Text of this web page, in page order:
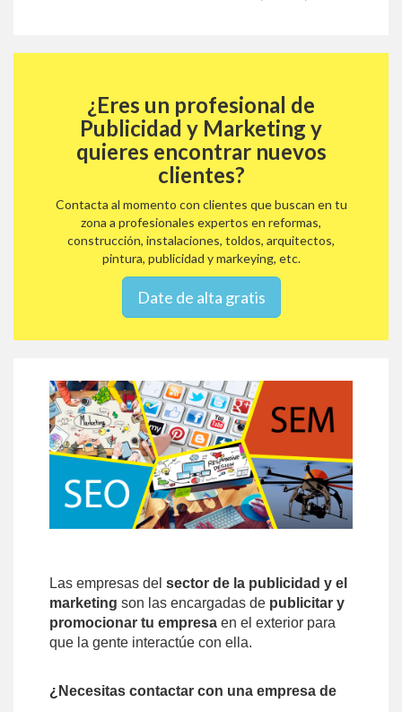
¿Eres un profesional de
Publicidad y Marketing y
quieres encontrar nuevos
clientes?
Contacta al momento con clientes que buscan en tu
zona a profesionales expertos en reformas,
construcción, instalaciones, toldos, arquitectos,
pintura, publicidad y markeying, etc.
Date de alta gratis
Las empresas del sector de la publicidad y el
marketing son las encargadas de publicitar y
promocionar tu empresa en el exterior para
que la gente interactúe con ella.
¿Necesitas contactar con una empresa de